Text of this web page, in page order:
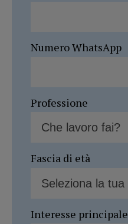
Numero WhatsApp
Professione
Fascia di età
Interesse principale